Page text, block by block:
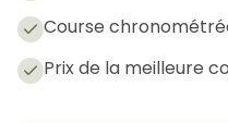
Course
Prix de la meilleure